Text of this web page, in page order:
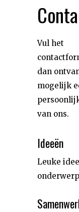
Vul het
dan
mogelijk
van ons.
Ideeën
Leuke